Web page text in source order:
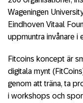
Wageningen
Eindhoven Vitaal
uppmuntra invånare i
Fitcoins koncept är
digitala mynt
genom att träna, ta
i workshops och